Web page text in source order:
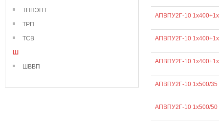
ТППЭПТ
ТРП
ТСВ
Ш
ШВВП
АПВПУ2Г-10
АПВПУ2Г-10
АПВПУ2Г-10
АПВПУ2Г-10 1х500/35
АПВПУ2Г-10 1х500/50